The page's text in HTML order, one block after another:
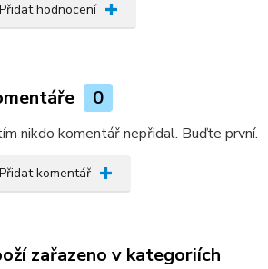
Přidat hodnocení
0
nikdo komentář nepřidal. Buďte první.
Přidat komentář
zařazeno v kategoriích